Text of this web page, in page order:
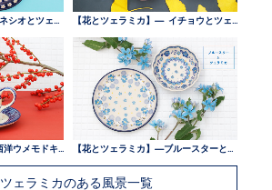
ツェラミカのある風景一覧